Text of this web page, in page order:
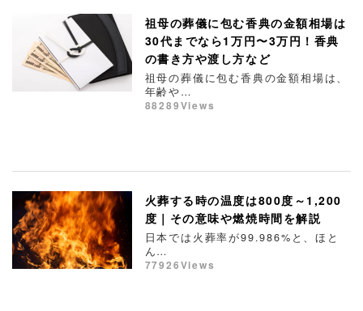
祖母の葬儀に包む香典の金額相場は
30代までなら1万円〜3万円！香典
の書き方や渡し方など
祖母の葬儀に包む香典の金額相場は、
年齢や…
88289Views
火葬する時の温度は800度～1,200
度｜その意味や燃焼時間を解説
日本では火葬率が99.986%と、ほと
ん…
77926Views